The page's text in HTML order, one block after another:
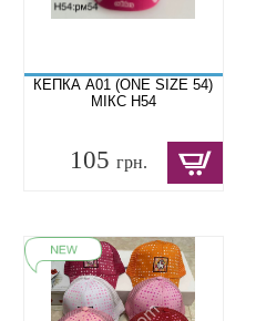
КЕПКА A01 (ONE SIZE 54)
МІКС H54
105грн.